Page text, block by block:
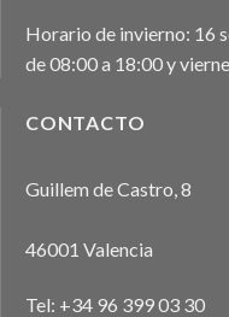
Horario de invierno: 16
de 08:00 a 18:00 y
CONTACTO
Guillem de Castro, 8
46001 Valencia
Tel: +34 96 399 03 30